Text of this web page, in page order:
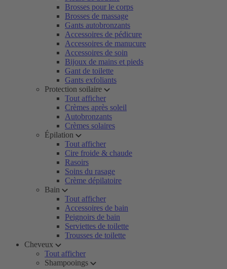
Brosses pour le corps
Brosses de massage
Gants autobronzants
Accessoires de pédicure
Accessoires de manucure
Accessoires de soin
Bijoux de mains et pieds
Gant de toilette
Gants exfoliants
Protection soilaire
Tout afficher
Crèmes après soleil
Autobronzants
Crèmes solaires
Épilation
Tout afficher
Cire froide & chaude
Rasoirs
Soins du rasage
Crème dépilatoire
Bain
Tout afficher
Accessoires de bain
Peignoirs de bain
Serviettes de toilette
Trousses de toilette
Cheveux
Tout afficher
Shampooings